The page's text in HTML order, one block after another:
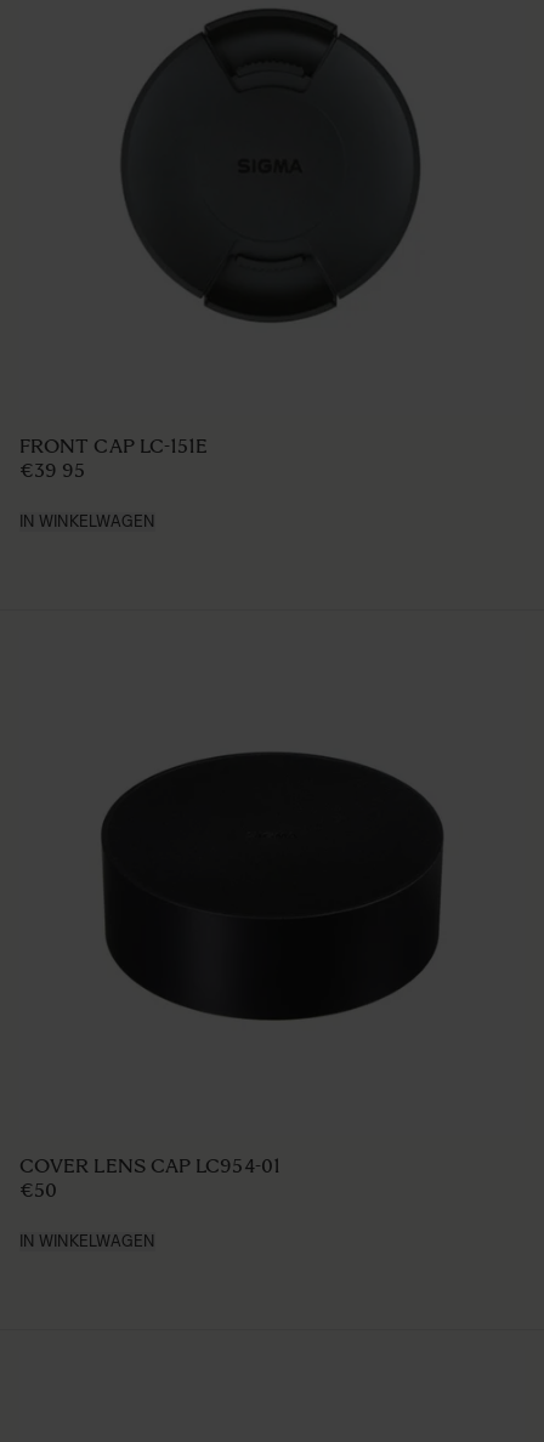
LENS HOOD LH850-03
€49 95
IN WINKELWAGEN
LENS HOOD LH850-02
€49 95